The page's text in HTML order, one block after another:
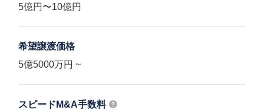
5億円〜10億円
希望譲渡価格
5億5000万円 ~
スピードM&A手数料